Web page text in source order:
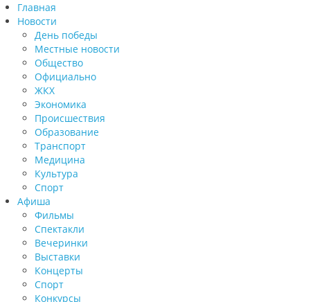
Главная
Новости
День победы
Местные новости
Общество
Официально
ЖКХ
Экономика
Происшествия
Образование
Транспорт
Медицина
Культура
Спорт
Афиша
Фильмы
Спектакли
Вечеринки
Выставки
Концерты
Спорт
Конкурсы